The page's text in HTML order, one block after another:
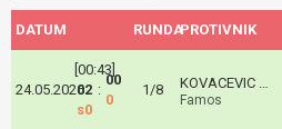
DATUM RUNDAPROTIVNIK
24.05.2026
[00:43]
02
s0
:
00
0
1/8 KOVACEVIC Strahinja
Famos